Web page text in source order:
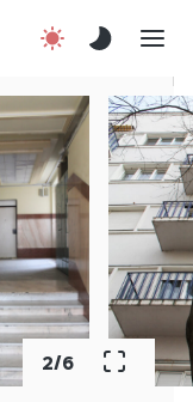
Csatlakozz!
Kapcsolat
En
2/6